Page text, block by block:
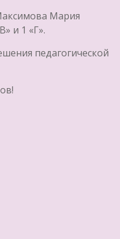
Мария
и 1 «Г».
педагогической